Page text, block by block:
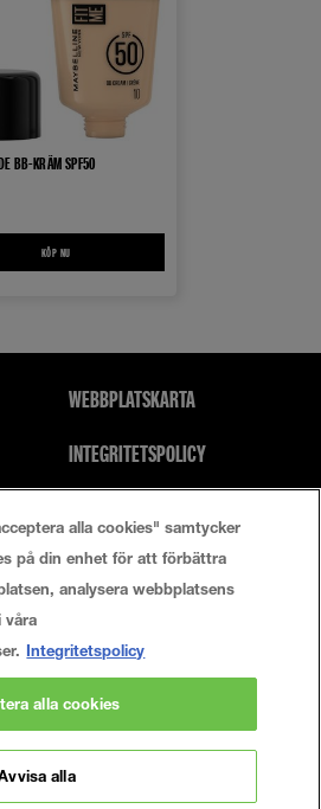
BB-KRÄM SPF50
KÖP NU
WEBBPLATSKARTA
INTEGRITETSPOLICY
i USA. Cookies och relaterad teknik
PERSON:
alla cookies" samtycker
på din enhet för att förbättra
analysera webbplatsens
våra
Integritetspolicy
alla
alla cookies